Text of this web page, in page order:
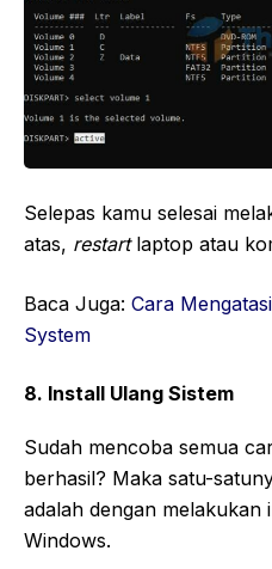
Selepas kamu selesai
atas, restartlaptop atau
Baca Juga: Cara
System
8. Install Ulang Sistem
Sudah mencoba semua
berhasil? Maka satu-
adalah dengan melakukan
Windows.